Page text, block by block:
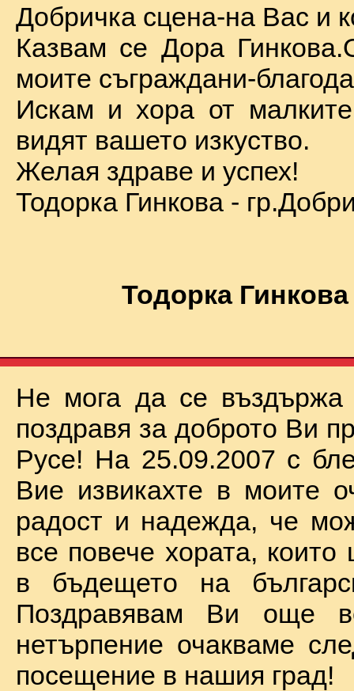
Добричка сцена-на Вас и
Казвам се Дора
моите съграждани-
Искам и хора от
видят вашето изкуство.
Желая здраве и успех!
Тодорка Гинкова -
Тодорка
Не мога да се
поздравя за доброто Ви
Русе! На 25.09.2007 с
Вие извикахте в моите
радост и надежда, че
все повече хората, които
в бъдещето на
Поздравявам Ви още
нетърпение очакваме
посещение в нашия град!